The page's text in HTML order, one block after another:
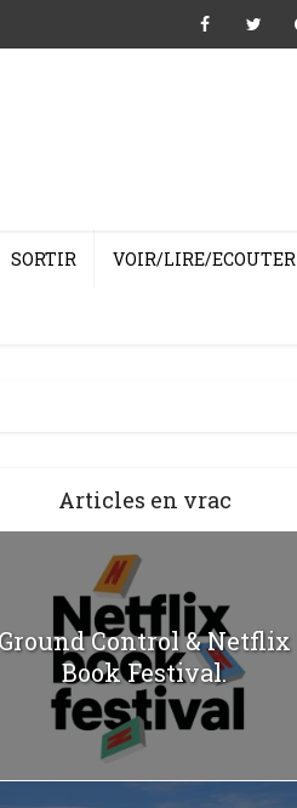
SORTIR VOIR/LIRE/ECOUTER
Articles en vrac
Ground Control & Netflix
Book Festival.